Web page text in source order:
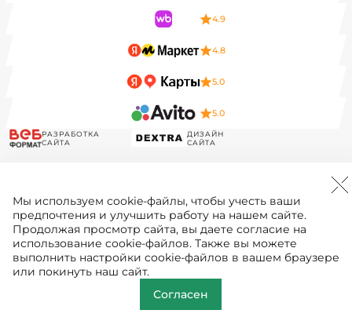
4.9
4.8
5.0
5.0
РАЗРАБОТКА
САЙТА
ДИЗАЙН
САЙТА
Мы используем cookie-файлы, чтобы учесть ваши
предпочтения и улучшить работу на нашем сайте.
Продолжая просмотр сайта, вы даете согласие на
использование cookie-файлов. Также вы можете
выполнить настройки cookie-файлов в вашем браузере
или покинуть наш сайт.
Согласен